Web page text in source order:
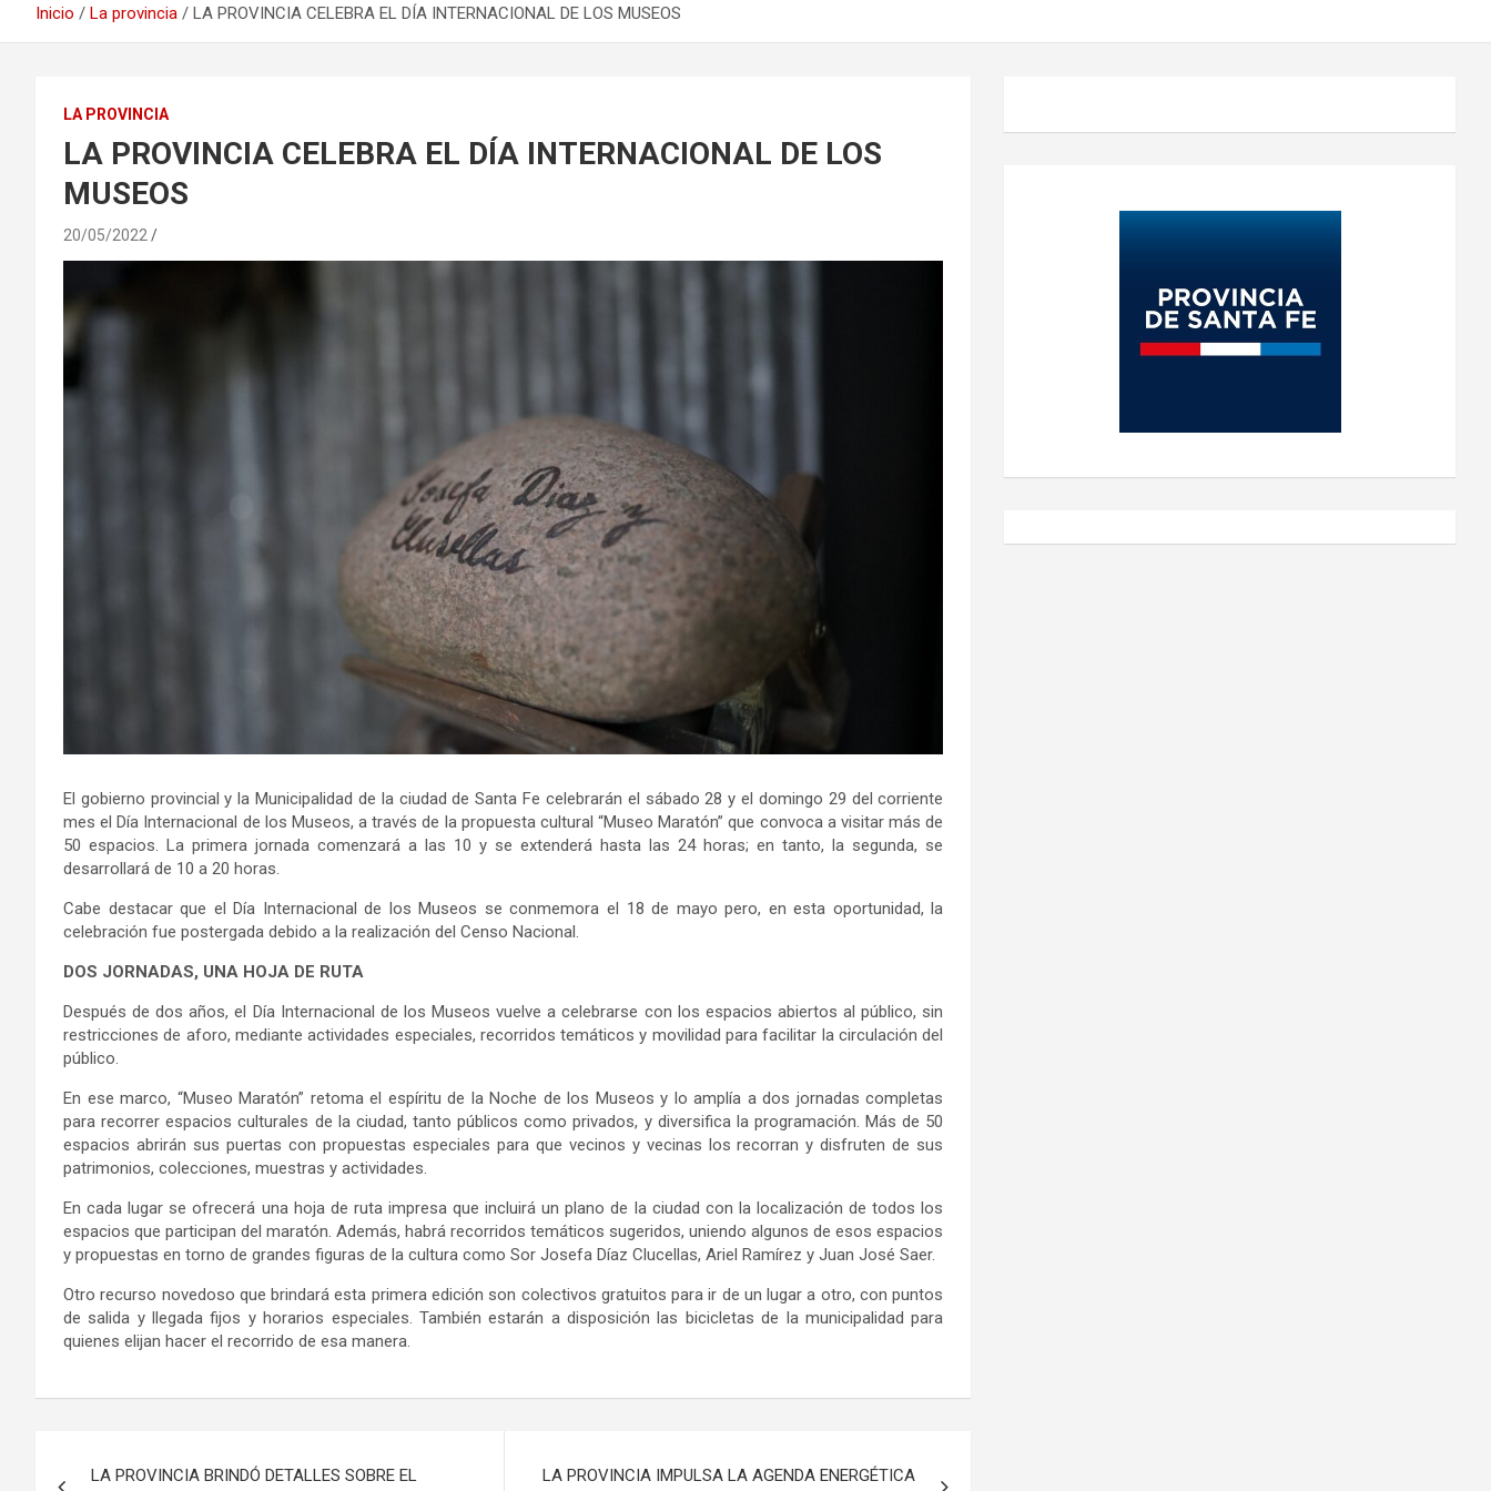
Inicio La provincia LA PROVINCIA CELEBRA EL DÍA INTERNACIONAL DE LOS MUSEOS
LA PROVINCIA
LA PROVINCIA CELEBRA EL DÍA INTERNACIONAL DE LOS
MUSEOS
20/05/2022
El gobierno provincial y la Municipalidad de la ciudad de Santa Fe celebrarán el sábado 28 y el domingo 29 del corriente
mes el Día Internacional de los Museos, a través de la propuesta cultural “Museo Maratón” que convoca a visitar más de
50 espacios. La primera jornada comenzará a las 10 y se extenderá hasta las 24 horas; en tanto, la segunda, se
desarrollará de 10 a 20 horas.
Cabe destacar que el Día Internacional de los Museos se conmemora el 18 de mayo pero, en esta oportunidad, la
celebración fue postergada debido a la realización del Censo Nacional.
DOS JORNADAS, UNA HOJA DE RUTA
Después de dos años, el Día Internacional de los Museos vuelve a celebrarse con los espacios abiertos al público, sin
restricciones de aforo, mediante actividades especiales, recorridos temáticos y movilidad para facilitar la circulación del
público.
En ese marco, “Museo Maratón” retoma el espíritu de la Noche de los Museos y lo amplía a dos jornadas completas
para recorrer espacios culturales de la ciudad, tanto públicos como privados, y diversifica la programación. Más de 50
espacios abrirán sus puertas con propuestas especiales para que vecinos y vecinas los recorran y disfruten de sus
patrimonios, colecciones, muestras y actividades.
En cada lugar se ofrecerá una hoja de ruta impresa que incluirá un plano de la ciudad con la localización de todos los
espacios que participan del maratón. Además, habrá recorridos temáticos sugeridos, uniendo algunos de esos espacios
y propuestas en torno de grandes figuras de la cultura como Sor Josefa Díaz Clucellas, Ariel Ramírez y Juan José Saer.
Otro recurso novedoso que brindará esta primera edición son colectivos gratuitos para ir de un lugar a otro, con puntos
de salida y llegada fijos y horarios especiales. También estarán a disposición las bicicletas de la municipalidad para
quienes elijan hacer el recorrido de esa manera.
LA PROVINCIA BRINDÓ DETALLES SOBRE EL
LA PROVINCIA IMPULSA LA AGENDA ENERGÉTICA